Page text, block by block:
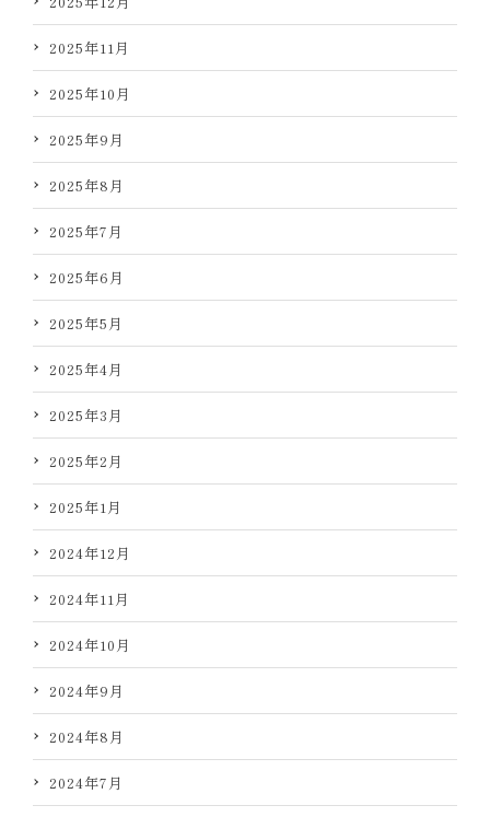
2025年11月
2025年10月
2025年9月
2025年8月
2025年7月
2025年6月
2025年5月
2025年4月
2025年3月
2025年2月
2025年1月
2024年12月
2024年11月
2024年10月
2024年9月
2024年8月
2024年7月